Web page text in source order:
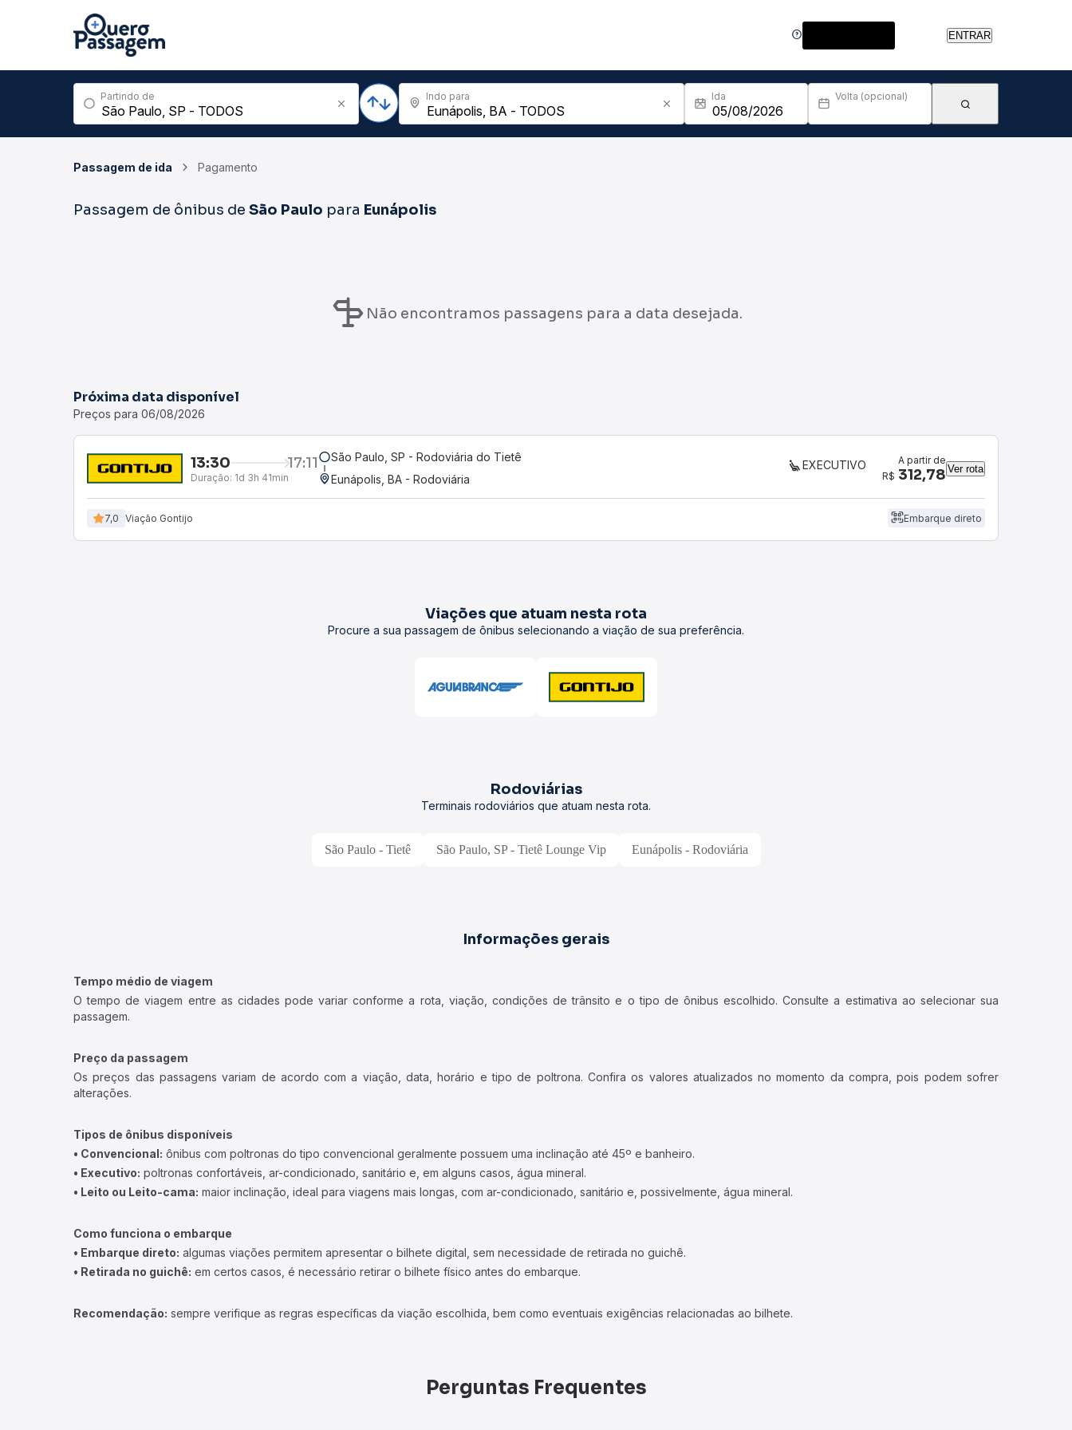
ENTRAR
Partindo de Indo para Ida Volta (opcional)
Passagem de ida Pagamento
Passagem de ônibus de São Paulo para Eunápolis
Não encontramos passagens para a data desejada.
Próxima data disponível
Preços para 06/08/2026
13:30 17:11
Duração: 1d 3h 41min
São Paulo, SP - Rodoviária do Tietê
Eunápolis, BA - Rodoviária
EXECUTIVO
A partir de
R$ 312,78 Ver rota
7,0 Viação Gontijo Embarque direto
Viações que atuam nesta rota
Procure a sua passagem de ônibus selecionando a viação de sua preferência.
Rodoviárias
Terminais rodoviários que atuam nesta rota.
São Paulo - Tietê São Paulo, SP - Tietê Lounge Vip Eunápolis - Rodoviária
Informações gerais
Tempo médio de viagem
O tempo de viagem entre as cidades pode variar conforme a rota, viação, condições de trânsito e o tipo de ônibus escolhido. Consulte a estimativa ao selecionar sua
passagem.
Preço da passagem
Os preços das passagens variam de acordo com a viação, data, horário e tipo de poltrona. Confira os valores atualizados no momento da compra, pois podem sofrer
alterações.
Tipos de ônibus disponíveis
• Convencional: ônibus com poltronas do tipo convencional geralmente possuem uma inclinação até 45º e banheiro.
• Executivo: poltronas confortáveis, ar-condicionado, sanitário e, em alguns casos, água mineral.
• Leito ou Leito-cama: maior inclinação, ideal para viagens mais longas, com ar-condicionado, sanitário e, possivelmente, água mineral.
Como funciona o embarque
• Embarque direto: algumas viações permitem apresentar o bilhete digital, sem necessidade de retirada no guichê.
• Retirada no guichê: em certos casos, é necessário retirar o bilhete físico antes do embarque.
Recomendação: sempre verifique as regras específicas da viação escolhida, bem como eventuais exigências relacionadas ao bilhete.
Perguntas Frequentes